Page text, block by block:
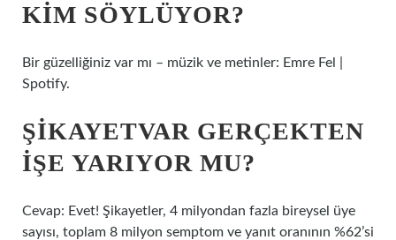
KIM SÖYLÜYOR?
Bir güzelliğiniz var mı – müzik ve metinler: Emre Fel |
Spotify.
ŞIKAYETVAR GERÇEKTEN
IŞE YARIYOR MU?
Cevap: Evet! Şikayetler, 4 milyondan fazla bireysel üye
sayısı, toplam 8 milyon semptom ve yanıt oranının %62’si